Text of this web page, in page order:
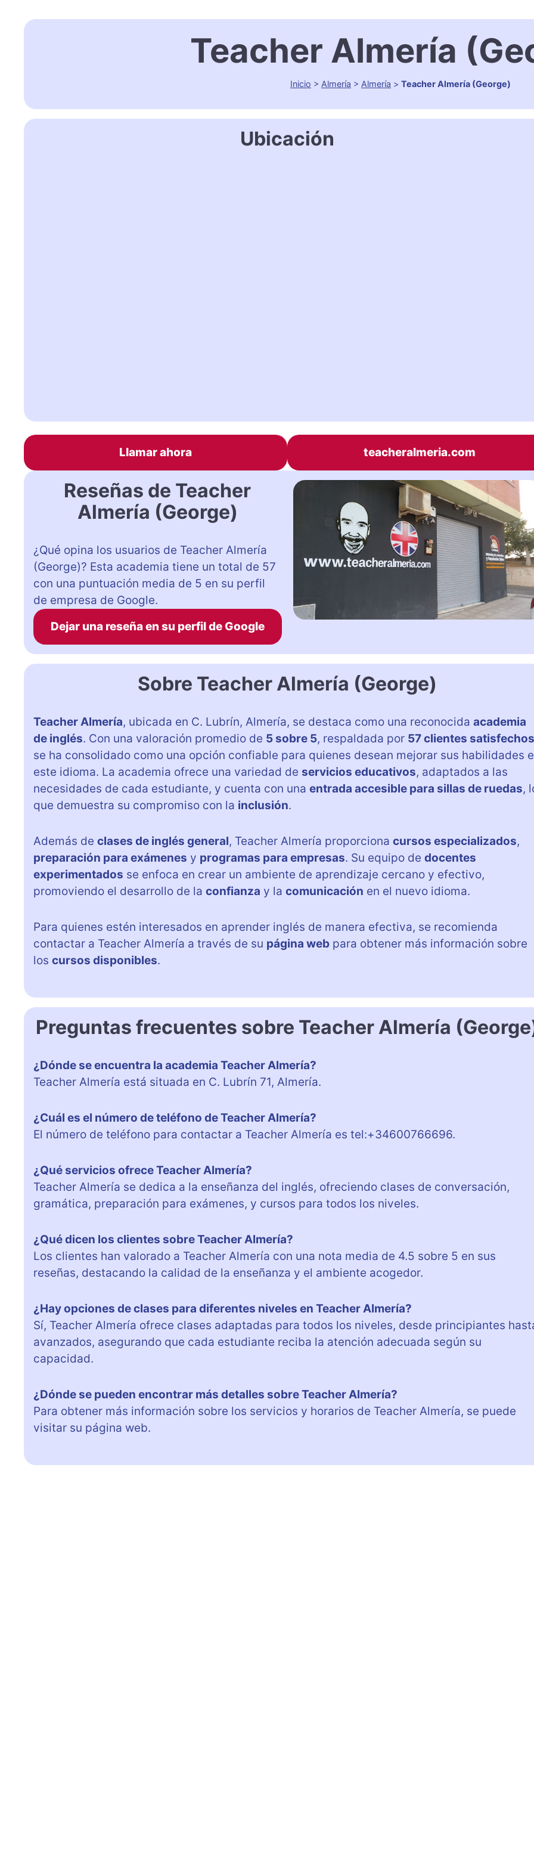
Teacher Almería
Inicio > Almería > Almería > Teacher Almería (George)
Ubicación
Llamar ahora teacheralmeria.com
Reseñas de Teacher
Almería (George)
¿Qué opina los usuarios de Teacher Almería
(George)? Esta academia tiene un total de 57
con una puntuación media de 5 en su perfil
de empresa de Google.
Dejar una reseña en su perfil de Google
Sobre Teacher Almería (George)
Teacher Almería, ubicada en C. Lubrín, Almería, se destaca como una reconocida academia
de inglés. Con una valoración promedio de 5 sobre 5, respaldada por 57 clientes satisfechos
se ha consolidado como una opción confiable para quienes desean mejorar sus habilidades
este idioma. La academia ofrece una variedad de servicios educativos, adaptados a las
necesidades de cada estudiante, y cuenta con una entrada accesible para sillas de ruedas,
que demuestra su compromiso con la inclusión.
Además de clases de inglés general, Teacher Almería proporciona cursos especializados,
preparación para exámenes y programas para empresas. Su equipo de docentes
experimentados se enfoca en crear un ambiente de aprendizaje cercano y efectivo,
promoviendo el desarrollo de la confianza y la comunicación en el nuevo idioma.
Para quienes estén interesados en aprender inglés de manera efectiva, se recomienda
contactar a Teacher Almería a través de su página web para obtener más información sobre
los cursos disponibles.
Preguntas frecuentes sobre Teacher Almería
¿Dónde se encuentra la academia Teacher Almería?
Teacher Almería está situada en C. Lubrín 71, Almería.
¿Cuál es el número de teléfono de Teacher Almería?
El número de teléfono para contactar a Teacher Almería es tel:+34600766696.
¿Qué servicios ofrece Teacher Almería?
Teacher Almería se dedica a la enseñanza del inglés, ofreciendo clases de conversación,
gramática, preparación para exámenes, y cursos para todos los niveles.
¿Qué dicen los clientes sobre Teacher Almería?
Los clientes han valorado a Teacher Almería con una nota media de 4.5 sobre 5 en sus
reseñas, destacando la calidad de la enseñanza y el ambiente acogedor.
¿Hay opciones de clases para diferentes niveles en Teacher Almería?
Sí, Teacher Almería ofrece clases adaptadas para todos los niveles, desde principiantes
avanzados, asegurando que cada estudiante reciba la atención adecuada según su
capacidad.
¿Dónde se pueden encontrar más detalles sobre Teacher Almería?
Para obtener más información sobre los servicios y horarios de Teacher Almería, se puede
visitar su página web.